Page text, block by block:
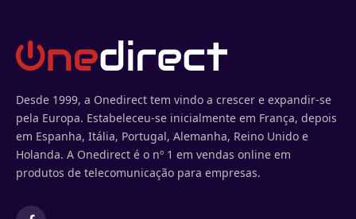
Desde 1999, a Onedirect tem vindo a crescer e expandir-se
pela Europa. Estabeleceu-se inicialmente em França, depois
em Espanha, Itália, Portugal, Alemanha, Reino Unido e
Holanda. A Onedirect é o nº 1 em vendas online em
produtos de telecomunicação para empresas.